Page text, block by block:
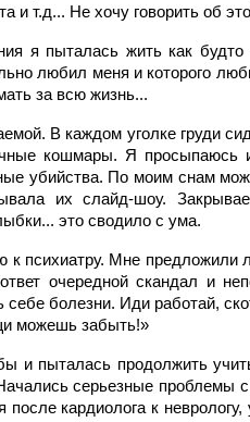
и т.д... Не хочу говорить об
я пыталась жить как
любил меня и которого
за всю жизнь...
В каждом уголке груди
кошмары. Я просыпаюсь и
убийства. По моим снам
их слайд-шоу.
это сводило с ума.
к психиатру. Мне предложили
очередной скандал и
болезни. Иди работай,
можешь забыть!»
и пыталась продолжить
серьезные
после кардиолога к